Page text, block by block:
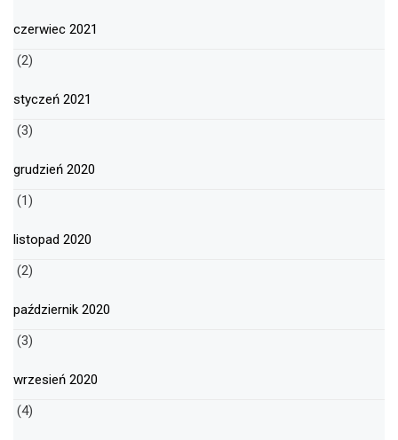
czerwiec 2021
(2)
styczeń 2021
(3)
grudzień 2020
(1)
listopad 2020
(2)
październik 2020
(3)
wrzesień 2020
(4)